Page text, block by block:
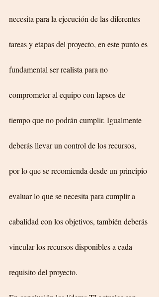
necesita para la ejecución de las diferentes
tareas y etapas del proyecto, en este punto es
fundamental ser realista para no
comprometer al equipo con lapsos de
tiempo que no podrán cumplir. Igualmente
deberás llevar un control de los recursos,
por lo que se recomienda desde un principio
evaluar lo que se necesita para cumplir a
cabalidad con los objetivos, también deberás
vincular los recursos disponibles a cada
requisito del proyecto.